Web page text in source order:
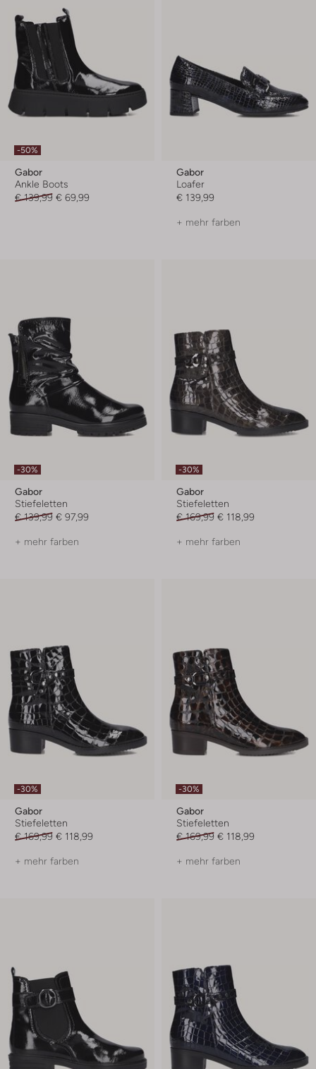
-50%
Gabor
Ankle Boots
€ 139,99 € 69,99
Gabor
Loafer
€ 139,99
+ mehr farben
-30%
Gabor
Stiefeletten
€ 139,99 € 97,99
+ mehr farben
-30%
Gabor
Stiefeletten
€ 169,99 € 118,99
+ mehr farben
-30%
Gabor
Stiefeletten
€ 169,99 € 118,99
+ mehr farben
-30%
Gabor
Stiefeletten
€ 169,99 € 118,99
+ mehr farben